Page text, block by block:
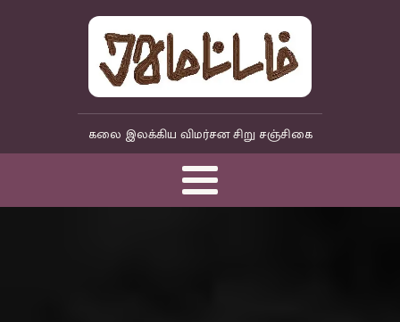
கலை இலக்கிய விமர்சன சிறு சஞ்சிகை